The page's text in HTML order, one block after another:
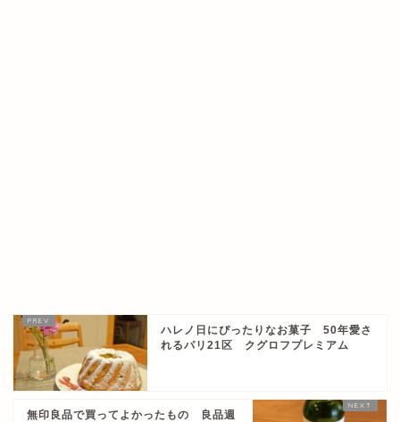
ハレノ日にぴったりなお菓子 50年愛さ
れるパリ21区 クグロフプレミアム
無印良品で買ってよかったもの 良品週